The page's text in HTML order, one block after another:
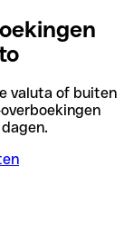
valuta of buiten